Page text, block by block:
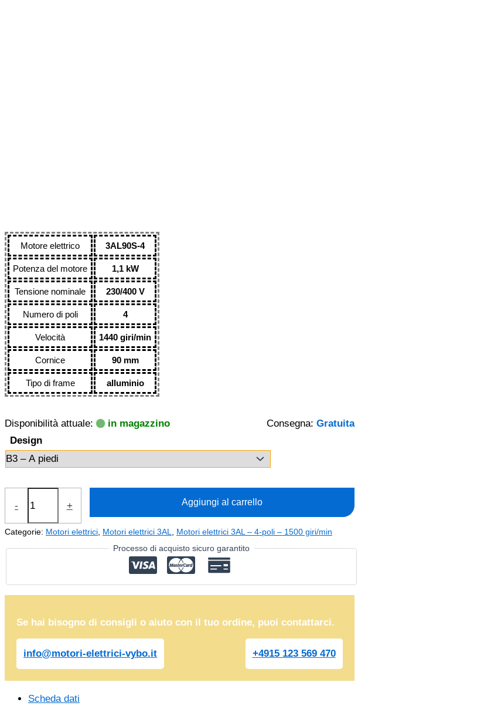
Motore elettrico 3AL90S-4
Potenza del motore 1,1 kW
Tensione nominale 230/400 V
Numero di poli 4
Velocità 1440 giri/min
Cornice 90 mm
Tipo di frame alluminio
Disponibilità attuale: in magazzino Consegna: Gratuita
Design
-
elettrico
1,1kW
4
(IE3-
400V-
giri/min)
quantità
+ Aggiungi al carrello
Categorie: Motori elettrici, Motori elettrici 3AL, Motori elettrici 3AL – 4-poli – 1500 giri/min
Processo di acquisto sicuro garantito
Se hai bisogno di consigli o aiuto con il tuo ordine, puoi contattarci.
info@motori-elettrici-vybo.it +4915 123 569 470
Scheda dati